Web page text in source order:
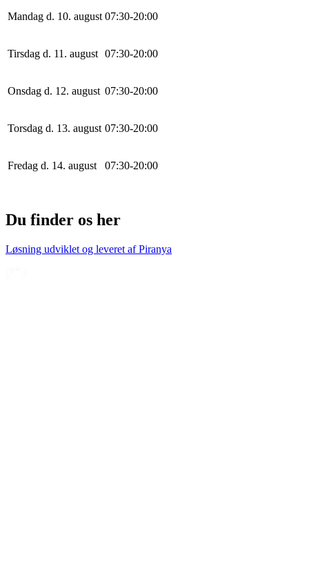
Mandag d. 10. august 07:30-20:00
Tirsdag d. 11. august 07:30-20:00
Onsdag d. 12. august 07:30-20:00
Torsdag d. 13. august 07:30-20:00
Fredag d. 14. august 07:30-20:00
Du finder os her
Løsning udviklet og leveret afPiranya